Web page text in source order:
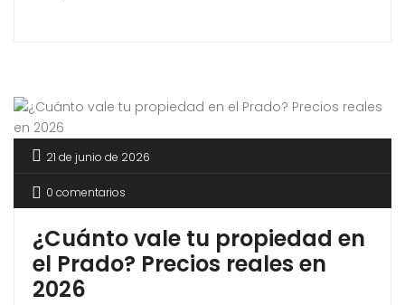
21 de junio de 2026
0 comentarios
¿Cuánto vale tu propiedad en
el Prado? Precios reales en
2026